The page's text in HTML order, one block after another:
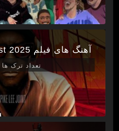
آهنگ های فیلم Highest 2 Lowest 2025
تعداد ترک ها 27